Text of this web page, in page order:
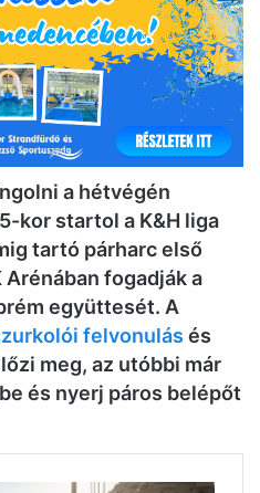
a hétvégén
kor startol a K&H liga
tartó párharc első
fogadják a
együttesét. A
felvonulás és
meg, az utóbbi már
és nyerj páros belépőt